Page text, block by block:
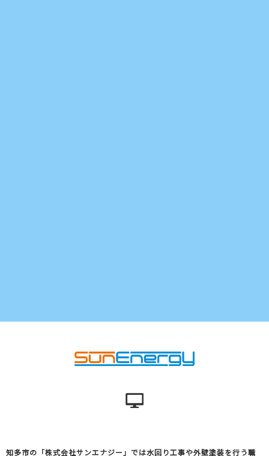
知多市の「株式会社サンエナジー」では水回り工事や外壁塗装を行う職